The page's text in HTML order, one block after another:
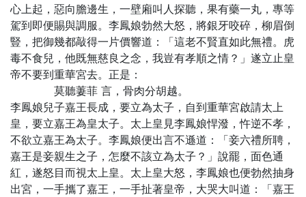
心上起，惡向膽邊生，一壁廂叫人探聽，果有藥一丸，專等
駕到即便賜與調服。李鳳娘勃然大怒，將銀牙咬碎，柳眉倒
豎，把御幾都敲得一片價響道：「這老不賢直如此無禮。虎
毒不食兒，他既無慈良之念，我豈有孝順之情？」遂立止皇
帝不要到重華宮去。正是：
莫聽萋菲 言，骨肉分胡越。
李鳳娘兒子嘉王長成，要立為太子，自到重華宮啟請太上
皇，要立嘉王為皇太子。太上皇見李鳳娘悍潑，忤逆不孝，
不欲立嘉王為太子。李鳳娘便出言不遜道：「妾六禮所聘，
嘉王是妾親生之子，怎麼不該立為太子？」說罷，面色通
紅，遂怒目而視太上皇。太上皇大怒，李鳳娘也便勃然抽身
出宮，一手攜了嘉王，一手扯著皇帝，大哭大叫道：「嘉王